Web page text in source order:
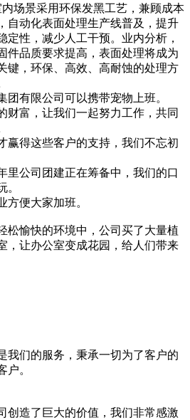
场景采用环保发黑工艺，兼顾成本
自动化表面处理生产线普及，提升
定性，减少人工干预。业内分析，
件品质要求提高，表面处理将成为
键，环保、高效、高耐蚀的处理方
团有限公司可以携带宠物上班。
财富，让我们一起努力工作，共同
赢得这些客户的支持，我们不忘初
里公司团建正在筹备中，我们的口
。
方便大家加班。
松愉快的环境中，公司买了大量植
，让办公室变成花园，给人们带来
我们的服务，秉承一切为了客户的
户。
创造了巨大的价值，我们非常感激